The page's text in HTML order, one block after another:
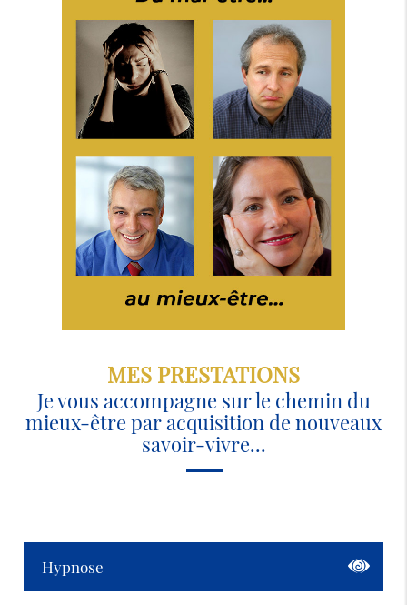
MES PRESTATIONS
Je vous accompagne sur le chemin du
mieux-être par acquisition de nouveaux
savoir-vivre...
Hypnose